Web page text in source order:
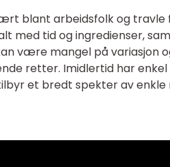
blant arbeidsfolk og travle
med tid og ingredienser,
være mangel på variasjon
retter. Imidlertid har
et bredt spekter av